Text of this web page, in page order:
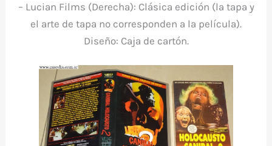
– Lucian Films (Derecha): Clásica edición (la tapa y
el arte de tapa no corresponden a la película).
Diseño: Caja de cartón.